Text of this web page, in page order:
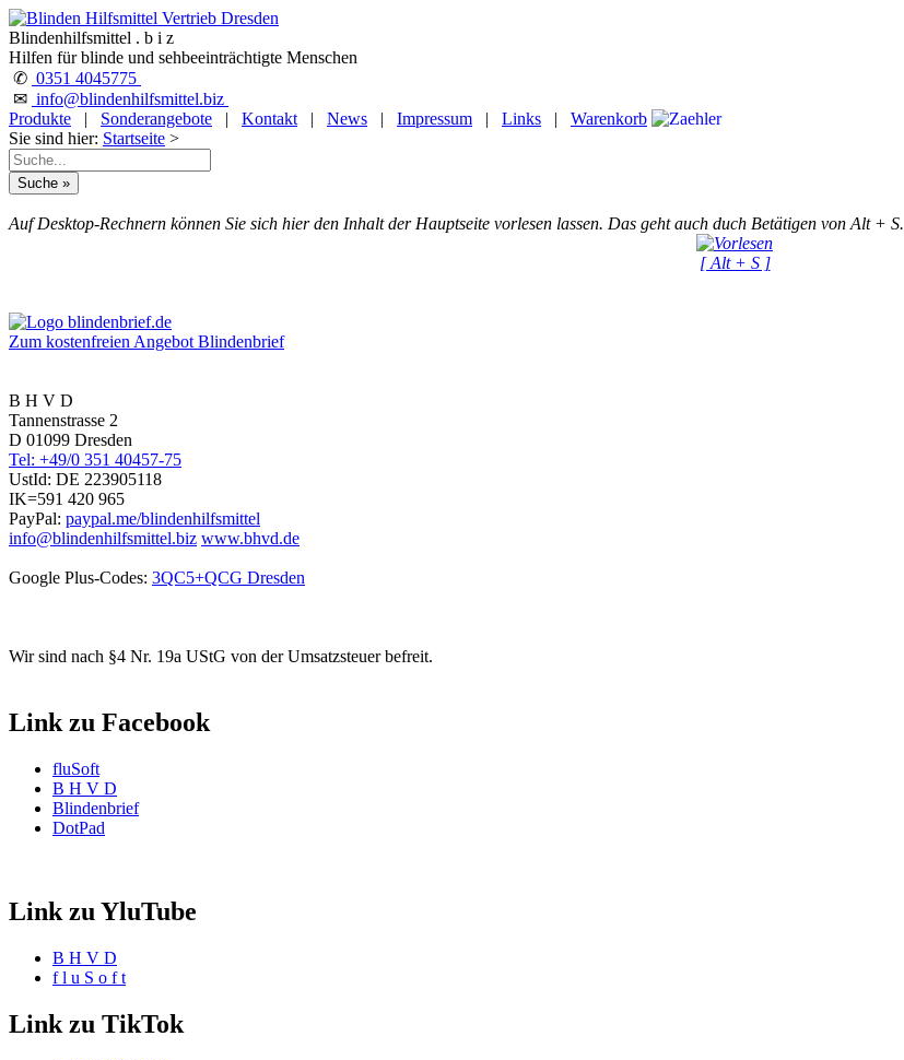
Blindenhilfsmittel . b i z
Hilfen für blinde und sehbeeinträchtigte Menschen
✆ 0351 4045775
✉ info@blindenhilfsmittel.biz
Produkte
| Sonderangebote | Kontakt | News | Impressum | Links |
Warenkorb
Sie sind hier: Startseite >
Auf Desktop-Rechnern können Sie sich hier den Inhalt der Hauptseite vorlesen lassen. Das geht auch duch Betätigen von Alt + S.
[ Alt + S ]
Zum kostenfreien Angebot Blindenbrief
B H V D
Tannenstrasse 2
D 01099 Dresden
Tel: +49/0 351 40457-75
UstId: DE 223905118
IK=591 420 965
PayPal: paypal.me/blindenhilfsmittel
info@blindenhilfsmittel.biz www.bhvd.de
Google Plus-Codes: 3QC5+QCG Dresden
Wir sind nach §4 Nr. 19a UStG von der Umsatzsteuer befreit.
Link zu Facebook
fluSoft
B H V D
Blindenbrief
DotPad
Link zu YluTube
B H V D
f l u S o f t
Link zu TikTok